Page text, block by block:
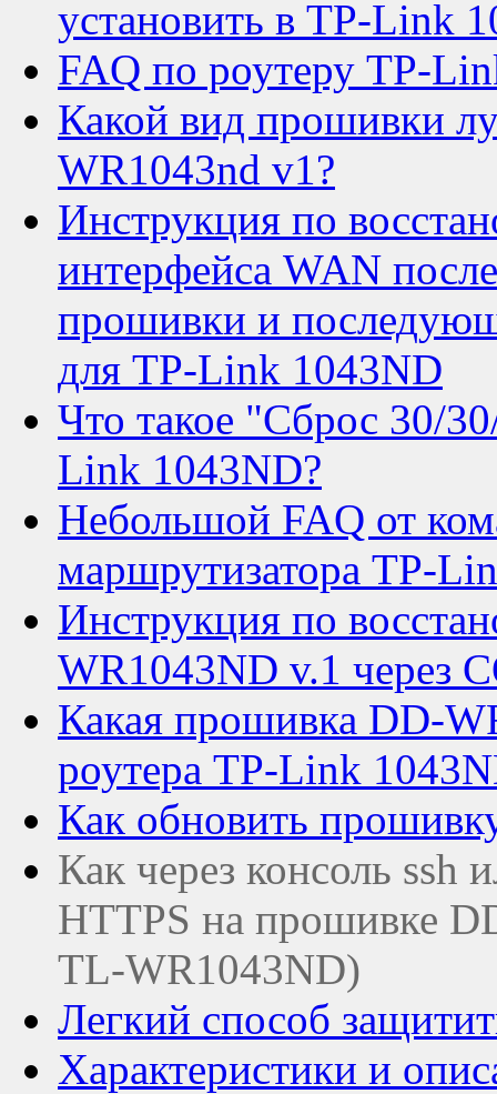
установить в TP-Link
FAQ по роутеру TP-
Какой вид прошивки
WR1043nd v1?
Инструкция по
интерфейса WAN
прошивки и
для TP-Link 1043ND
Что такое "Сброс 30/
Link 1043ND?
Небольшой FAQ от
маршрутизатора TP-
Инструкция по
WR1043ND v.1 через
Какая прошивка DD-
роутера TP-Link
Как обновить
Как через консоль ssh
HTTPS на прошивке
TL-WR1043ND)
Легкий способ
Характеристики и